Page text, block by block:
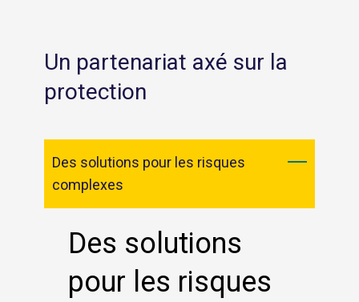
Un partenariat axé sur la
protection
Des solutions pour les risques
complexes
Des solutions
pour les risques